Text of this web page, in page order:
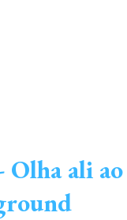
Olha ali ao